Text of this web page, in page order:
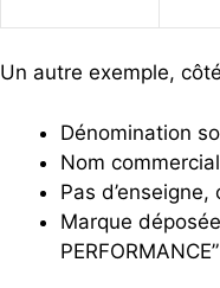
Un autre exemple,
Dénomination
Nom
Pas
Marque déposée